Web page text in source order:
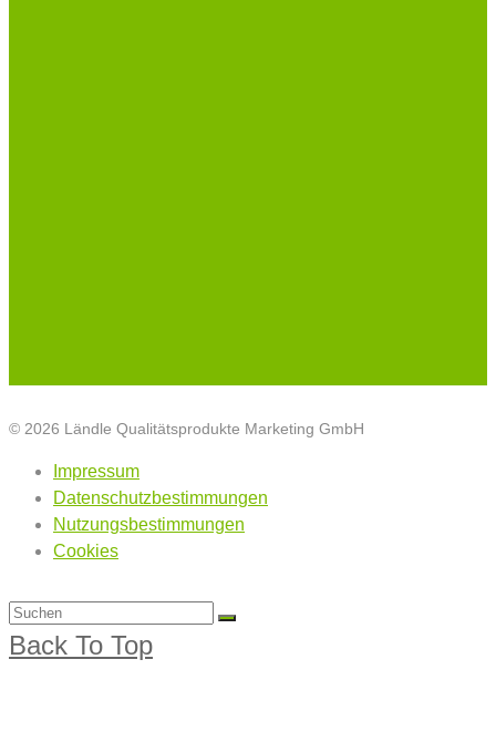
© 2026 Ländle Qualitätsprodukte Marketing GmbH
Impressum
Datenschutzbestimmungen
Nutzungsbestimmungen
Cookies
Back To Top